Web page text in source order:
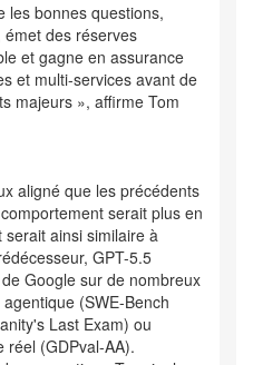
les bonnes questions,
des réserves
et gagne en assurance
et multi-services avant de
majeurs », affirme Tom
aligné que les précédents
serait plus en
ainsi similaire à
GPT-5.5
Google sur de nombreux
(SWE-Bench
Last Exam) ou
réel (GDPval-AA).